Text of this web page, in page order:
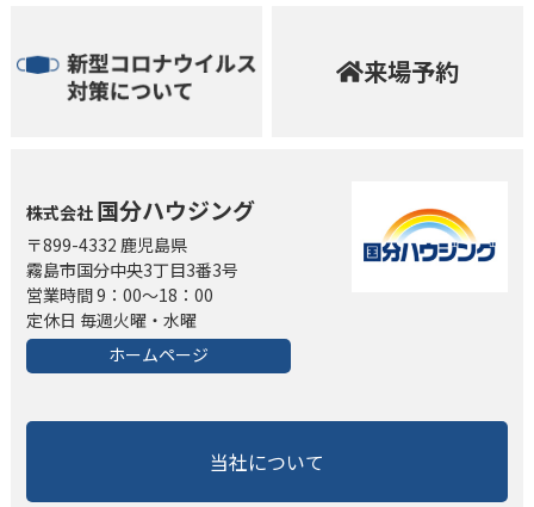
来場予約
株式会社 国分ハウジング
〒899-4332 鹿児島県
霧島市国分中央3丁目3番3号
営業時間 9：00～18：00
定休日 毎週火曜・水曜
ホームページ
当社について